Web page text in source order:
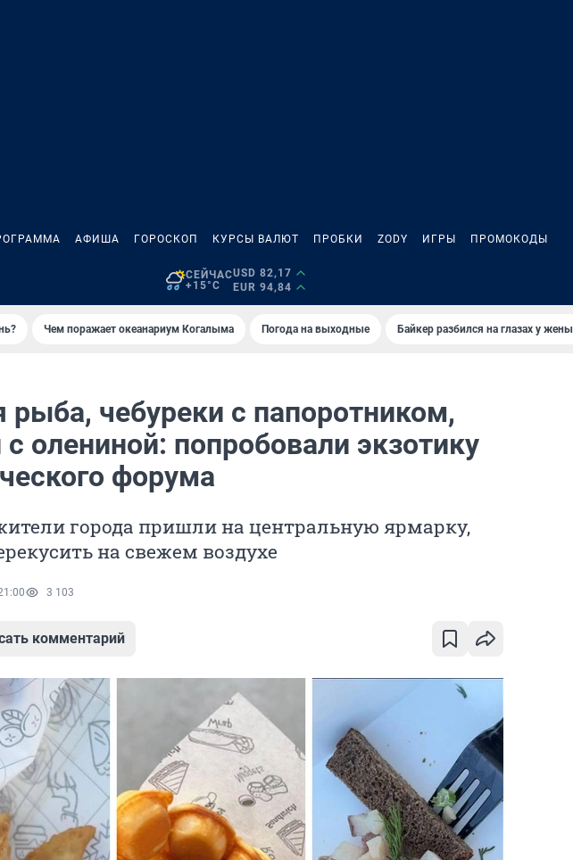
АФИША ГОРОСКОП КУРСЫ ВАЛЮТ ПРОБКИ ZODY ИГРЫ ПРОМОКОДЫ
СЕЙЧАС
+15°C
USD 82,17
EUR 94,84
Чем поражает океанариум Когалыма Погода на выходные Байкер разбился на глазах у жены
чебуреки с папоротником,
олениной: попробовали экзотику
форума
города пришли на центральную ярмарку,
на свежем воздухе
3 103
комментарий